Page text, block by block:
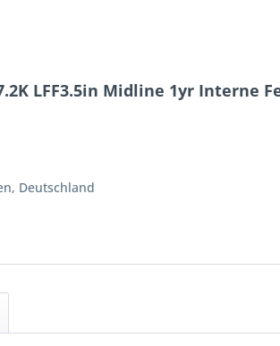
LFF3.5in Midline 1yr Interne
Deutschland